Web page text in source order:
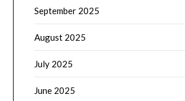
September 2025
August 2025
July 2025
June 2025